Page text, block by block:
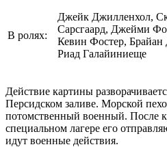
В ролях:
Джейк Джилленхол,
Сарсгаард, Джейми
Кевин Фостер,
Риад Галайиниеще
Действие картины
Персидском заливе. Морской
потомственный военный. После
специальном лагере его
идут военные действия.